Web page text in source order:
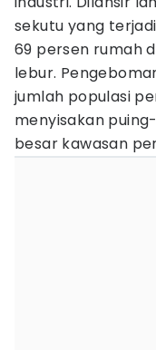
sekutu yang
69 persen rumah
lebur.
jumlah populasi
menyisakan
besar kawasan